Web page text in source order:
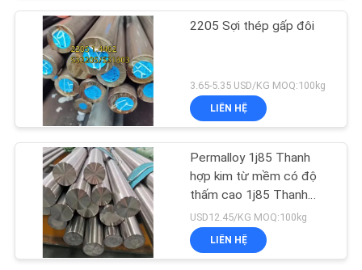
2205 Sợi thép gấp đôi
3.65-5.35 USD/KG MOQ:100kg
LIÊN HỆ
Permalloy 1j85 Thanh
hợp kim từ mềm có độ
thấm cao 1j85 Thanh
tròn
USD12.45/KG MOQ:100kg
LIÊN HỆ